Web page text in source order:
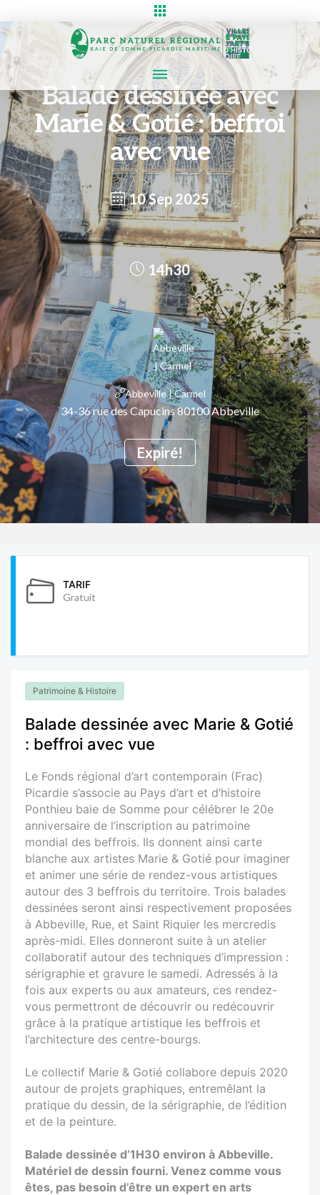
Balade dessinée avec
Marie & Gotié : beffroi
avec vue
10 Sep 2025
Expiré!
14h30
Abbeville | Carmel
34-36 rue des Capucins 80100 Abbeville
TARIF
Gratuit
Patrimoine & Histoire
Balade dessinée avec Marie & Gotié
: beffroi avec vue
Le Fonds régional d’art contemporain (Frac)
Picardie s’associe au Pays d’art et d’histoire
Ponthieu baie de Somme pour célébrer le 20e
anniversaire de l’inscription au patrimoine
mondial des beffrois. Ils donnent ainsi carte
blanche aux artistes Marie & Gotié pour imaginer
et animer une série de rendez-vous artistiques
autour des 3 beffrois du territoire. Trois balades
dessinées seront ainsi respectivement proposées
à Abbeville, Rue, et Saint Riquier les mercredis
après-midi. Elles donneront suite à un atelier
collaboratif autour des techniques d’impression :
sérigraphie et gravure le samedi. Adressés à la
fois aux experts ou aux amateurs, ces rendez-
vous permettront de découvrir ou redécouvrir
grâce à la pratique artistique les beffrois et
l’architecture des centre-bourgs.
Le collectif Marie & Gotié collabore depuis 2020
autour de projets graphiques, entremêlant la
pratique du dessin, de la sérigraphie, de l’édition
et de la peinture.
Balade dessinée d’1H30 environ à Abbeville.
Matériel de dessin fourni. Venez comme vous
êtes, pas besoin d’être un expert en arts